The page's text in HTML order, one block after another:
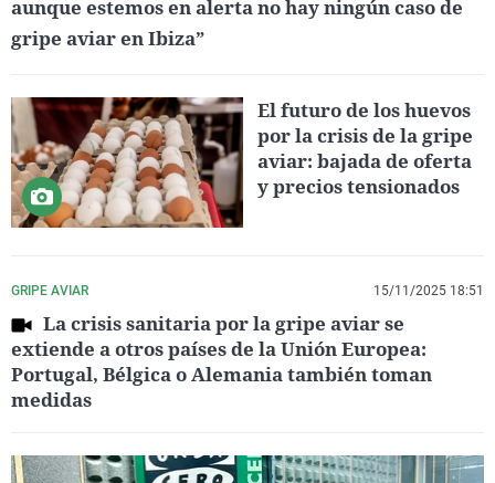
aunque estemos en alerta no hay ningún caso de
gripe aviar en Ibiza”
El futuro de los huevos
por la crisis de la gripe
aviar: bajada de oferta
y precios tensionados
GRIPE AVIAR 15/11/2025 18:51
La crisis sanitaria por la gripe aviar se
extiende a otros países de la Unión Europea:
Portugal, Bélgica o Alemania también toman
medidas